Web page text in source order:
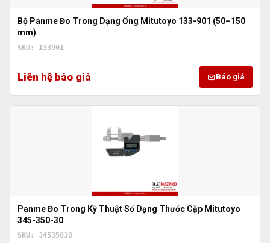
Bộ Panme Đo Trong Dạng Ống Mitutoyo 133-901 (50–150
mm)
SKU: 133901
Liên hệ báo giá Báo giá
Panme Đo Trong Kỹ Thuật Số Dạng Thước Cặp Mitutoyo
345-350-30
SKU: 34535030